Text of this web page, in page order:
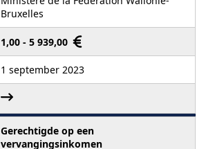
Bruxelles
1,00 - 5 939,00
1 september 2023
Gerechtigde op een
vervangingsinkomen